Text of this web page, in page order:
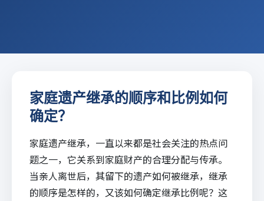
家庭遗产继承的顺序和比例如何
确定？
家庭遗产继承，一直以来都是社会关注的热点问
题之一，它关系到家庭财产的合理分配与传承。
当亲人离世后，其留下的遗产如何被继承，继承
的顺序是怎样的，又该如何确定继承比例呢？这